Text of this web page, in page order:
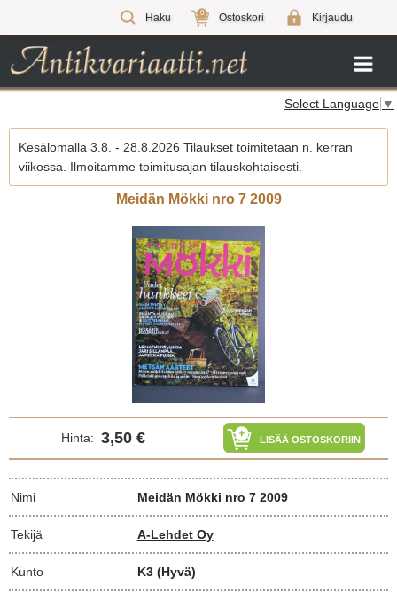
Haku 0 Ostoskori Kirjaudu
Select Language ▼
Kesälomalla 3.8. - 28.8.2026 Tilaukset toimitetaan n. kerran
viikossa. Ilmoitamme toimitusajan tilauskohtaisesti.
Meidän Mökki nro 7 2009
Hinta: 3,50 € LISÄÄ OSTOSKORIIN
Nimi Meidän Mökki nro 7 2009
Tekijä A-Lehdet Oy
Kunto K3 (Hyvä)